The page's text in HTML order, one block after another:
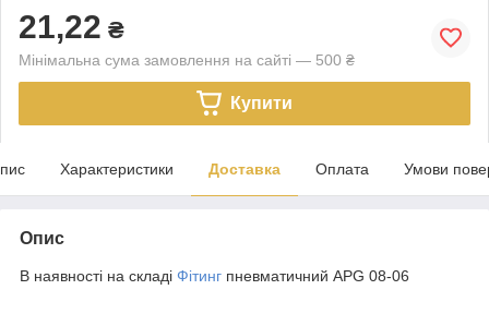
21,22 ₴
Мінімальна сума замовлення на сайті — 500 ₴
Купити
Характеристики Доставка Оплата Умови
Опис
В наявності на складі Фітинг пневматичний APG 08-06